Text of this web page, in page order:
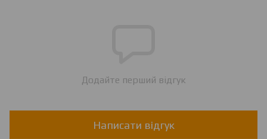
Додайте перший відгук
Написати відгук